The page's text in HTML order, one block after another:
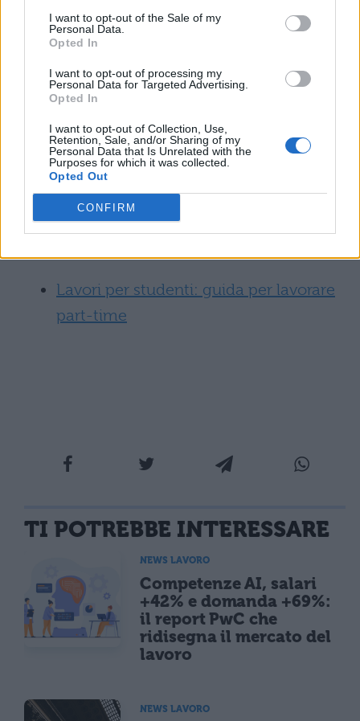
I want to opt-out of the Sale of my
Personal Data.
Opted In
I want to opt-out of processing my
Personal Data for Targeted Advertising.
Opted In
I want to opt-out of Collection, Use,
Retention, Sale, and/or Sharing of my
Personal Data that Is Unrelated with the
Purposes for which it was collected.
Opted Out
CONFIRM
Ue, e sono sicuro che basteranno 5-6
grazie a Renzi, è cambiata. Poi c’è la parte
discrezionale: le risorse non sono molte e
vanno concentrate per la gran parte sui
giovani. Ma i veri numeri li sapremo a
ottobre, quando avremo chiari i dati sulla
crescita e l’inflazione”.
Lavori per studenti: guida per lavorare
part-time
TI POTREBBE INTERESSARE
NEWS LAVORO
Competenze AI, salari
+42% e domanda +69%:
il report PwC che
ridisegna il mercato del
lavoro
NEWS LAVORO